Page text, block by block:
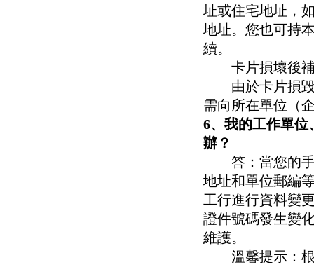
址或住宅地址，
地址。您也可持
續。
卡片損壞後補
由於卡片損毀
需向所在單位（
6、我的工作單
辦？
答：當您的手
地址和單位郵編
工行進行資料變
證件號碼發生變
維護。
溫馨提示：根